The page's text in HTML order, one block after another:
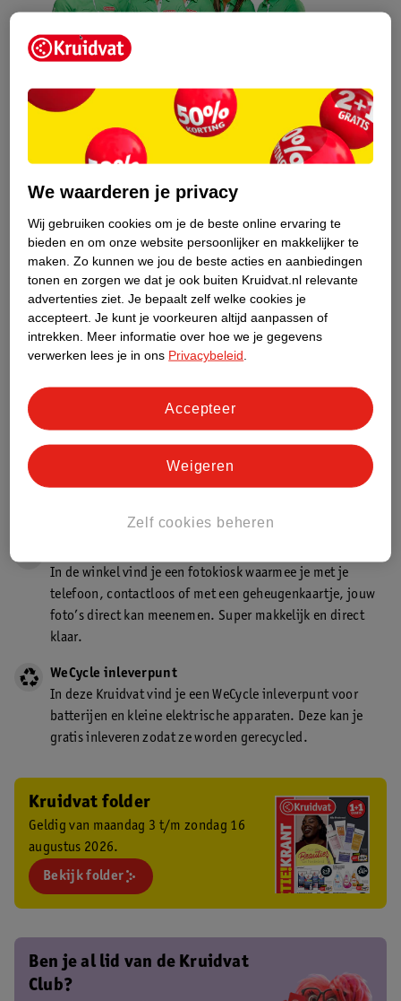
Kruidvat is een erkend specialist in
gezondheidsvraag ook is, stel hem aan
ons!
Stel je gezondheidsvraag
Ook in deze winkel
Kruidvat.nl ophaalpunt
winkel. Zo hoef je niet thuis te blijven voor de Kruidvat
Kruidvat is een gecertificeerd drogist. Dit betekent dat je
winkel én online!
In de winkel vind je een fotokiosk waarmee je met je
telefoon, contactloos of met een geheugenkaartje, jouw
foto’s direct kan meenemen. Super makkelijk en direct
klaar.
WeCycle inleverpunt
In deze Kruidvat vind je een WeCycle inleverpunt voor
batterijen en kleine elektrische apparaten. Deze kan je
gratis inleveren zodat ze worden gerecycled.
Kruidvat folder
Geldig van maandag 3 t/m zondag 16
augustus 2026.
Bekijk folder
Ben je al lid van de Kruidvat
Club?
We waarderen je privacy
Wij gebruiken cookies om je de beste online ervaring te
bieden en om onze website persoonlijker en makkelijker te
maken. Zo kunnen we jou de beste acties en aanbiedingen
tonen en zorgen we dat je ook buiten Kruidvat.nl relevante
advertenties ziet. Je bepaalt zelf welke cookies je
accepteert. Je kunt je voorkeuren altijd aanpassen of
intrekken.
Meer informatie over hoe we je gegevens
verwerken lees je in ons Privacybeleid
Zelf cookies beheren
Weigeren
Accepteer